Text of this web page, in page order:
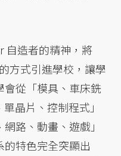
自造者的精神，將
方式引進學校，讓學
會從「模具、車床銑
晶片、控制程式」
路、動畫、遊戲」
特色完全突顯出